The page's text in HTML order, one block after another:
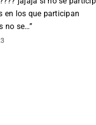
en los que participan
no se…”